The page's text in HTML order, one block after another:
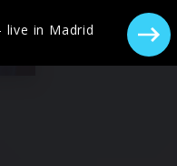
live in Madrid